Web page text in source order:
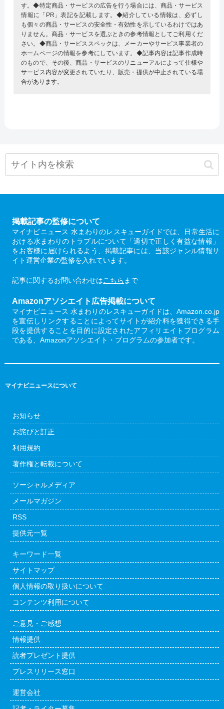
す。◆特定商品・サービスの広告を行う場合には、商品・サービス
情報に「PR」表記を記載します。◆紹介している情報は、必ずし
も個々の商品・サービスの安全性・有効性を示しているわけではあ
りません。商品・サービスを選ぶときの参考情報としてご利用くだ
さい。◆商品・サービススペックは、メーカーやサービス事業者の
ホームページの情報を参考にしています。◆記事内容は記事作成時
のもので、その後、商品・サービスのリニューアルによって仕様や
サービス内容が変更されていたり、販売・提供が中止されている場
合があります。
掲載記事の監修について
マイナビニュース 水まわりのレスキューガイドでは、日常生活に
おける水まわりのトラブルについて「適切で正しく有益な情報」
をお客様に届けられるよう、掲載記事には、当該ジャンル情報サ
イト運営企業の監修を入れています。
記事に関するお問い合わせはこちら まで
Amazonアソシエイト広告掲載について
マイナビニュース 水まわりのレスキューガイドは、Amazon.co.jp
を宣伝しリンクすることによってサイトが紹介料を獲得できる手
段を提供することを目的に設定されたアフィリエイトプログラム
である、Amazonアソシエイト・プログラムの参加者です。
マイナビニュースについて
お知らせ
お詫びと訂正
利用規約
著作権と転載について
ソーシャルメディア
メールマガジン
RSS
提供元一覧
キーワード一覧
サイトマップ
個人情報の取り扱いについて
コンテンツ利用について
ご意見・ご感想
情報提供
読者プレゼント提供
プレスリリース窓口
運営会社